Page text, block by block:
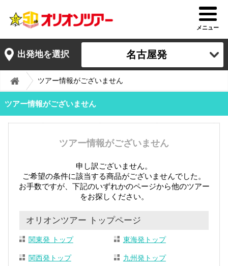
メニュー
出発地を選択 名古屋発
ツアー情報がございません
ツアー情報がございません
ツアー情報がございません
申し訳ございません。
ご希望の条件に該当する商品がございませんでした。
お手数ですが、下記のいずれかのページから他のツアー
をお探しください。
オリオンツアー トップページ
関東発 トップ 東海発トップ
関西発トップ 九州発トップ